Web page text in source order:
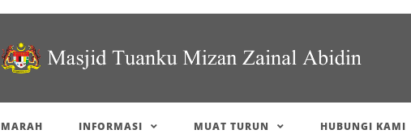
INFORMASI MUAT TURUN HUBUNGI KAMI